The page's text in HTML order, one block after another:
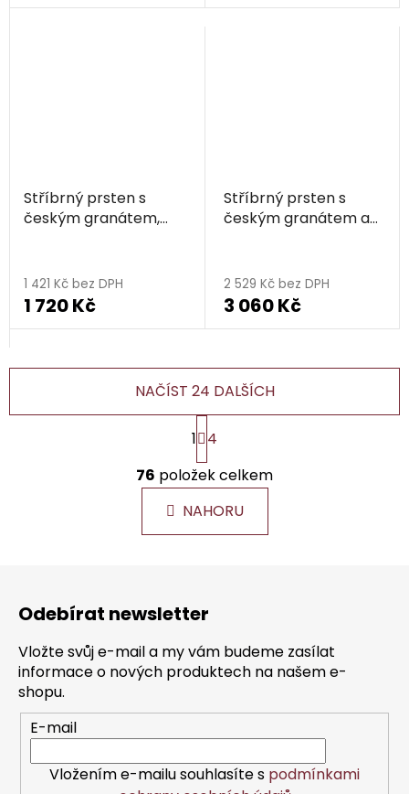
Stříbrný prsten s
českým granátem,
1 421 Kč bez DPH
1 720 Kč
Stříbrný prsten s
českým granátem a
2 529 Kč bez DPH
3 060 Kč
O
v
l
á
d
p
v
k
v
ý
p
i
NAČÍST 24 DALŠÍCH
S
t
r
á
n
k
1
4
76 položek celkem
NAHORU
Odebírat newsletter
Vložte svůj e-mail a my vám budeme zasílat
informace o nových produktech na našem e-
shopu.
E-mail
Vložením e-mailu souhlasíte s podmínkami